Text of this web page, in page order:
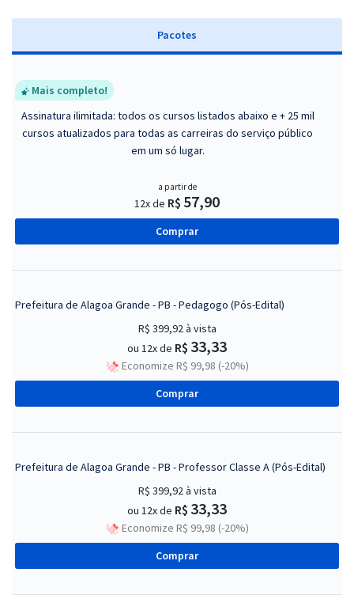
Pacotes
Mais completo!
Assinatura ilimitada: todos os cursos listados abaixo e + 25 mil
cursos atualizados para todas as carreiras do serviço público
em um só lugar.
a partir de
12x de R$ 57,90
Comprar
Prefeitura de Alagoa Grande - PB - Pedagogo (Pós-Edital)
R$ 399,92à vista
ou 12x de R$ 33,33
Economize R$ 99,98 (-20%)
Comprar
Prefeitura de Alagoa Grande - PB - Professor Classe A (Pós-Edital)
R$ 399,92à vista
ou 12x de R$ 33,33
Economize R$ 99,98 (-20%)
Comprar